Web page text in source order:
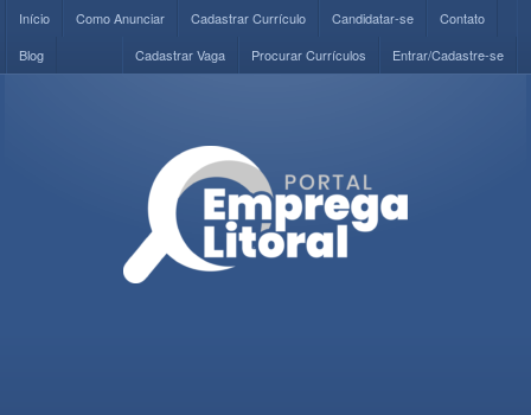
Início Como Anunciar Cadastrar Currículo Candidatar-se
Contato
Blog
Entrar/Cadastre-se
Procurar Currículos
Cadastrar Vaga